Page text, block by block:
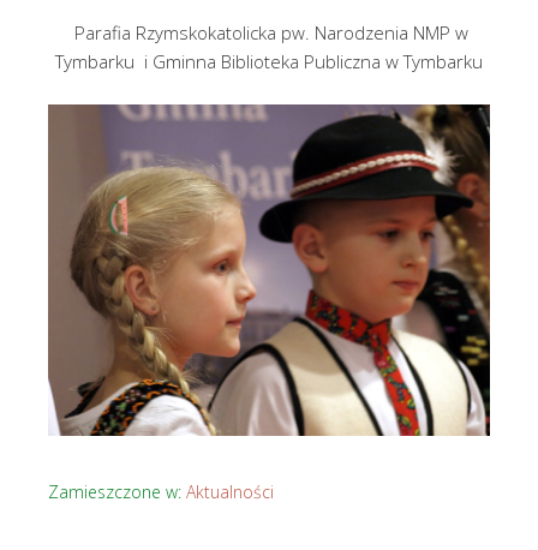
Parafia Rzymskokatolicka pw. Narodzenia NMP w
Tymbarku i Gminna Biblioteka Publiczna w Tymbarku
Zamieszczone w: Aktualności